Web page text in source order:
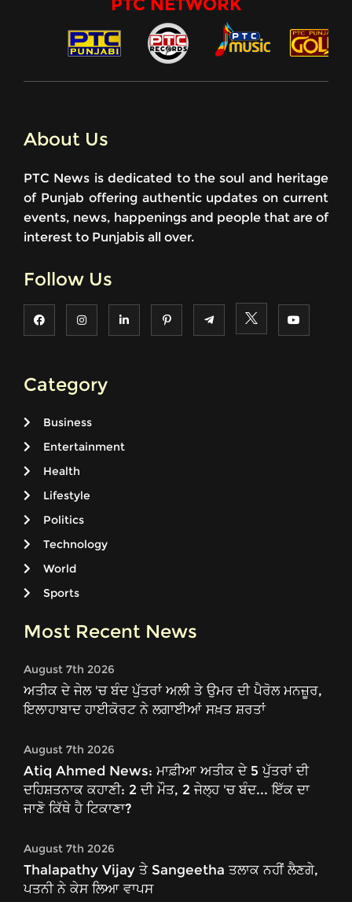
About Us
PTC News is dedicated to the soul and heritage
of Punjab offering authentic updates on current
events, news, happenings and people that are of
interest to Punjabis all over.
Follow Us
Category
Business
Entertainment
Health
Lifestyle
Politics
Technology
World
Sports
Most Recent News
August 7th 2026
ਅਤੀਕ ਦੇ ਜੇਲ 'ਚ ਬੰਦ ਪੁੱਤਰਾਂ ਅਲੀ ਤੇ ਉਮਰ ਦੀ ਪੈਰੋਲ ਮਨਜ਼ੂਰ,
ਇਲਾਹਾਬਾਦ ਹਾਈਕੋਰਟ ਨੇ ਲਗਾਈਆਂ ਸਖ਼ਤ ਸ਼ਰਤਾਂ
August 7th 2026
Atiq Ahmed News: ਮਾਫ਼ੀਆ ਅਤੀਕ ਦੇ 5 ਪੁੱਤਰਾਂ ਦੀ
ਦਹਿਸ਼ਤਨਾਕ ਕਹਾਣੀ: 2 ਦੀ ਮੌਤ, 2 ਜੇਲ੍ਹ 'ਚ ਬੰਦ... ਇੱਕ ਦਾ
ਜਾਣੋ ਕਿੱਥੇ ਹੈ ਟਿਕਾਣਾ?
August 7th 2026
Thalapathy Vijay ਤੇ Sangeetha ਤਲਾਕ ਨਹੀਂ ਲੈਣਗੇ,
ਪਤਨੀ ਨੇ ਕੇਸ ਲਿਆ ਵਾਪਸ